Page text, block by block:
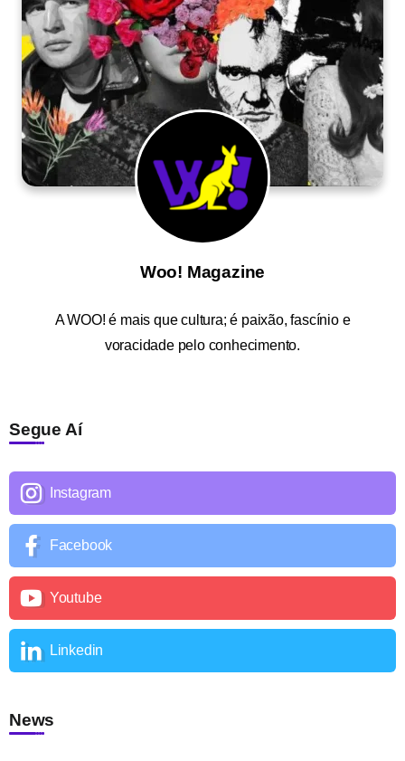
Woo! Magazine
AWOO! é mais que cultura; é paixão, fascínio e
voracidade pelo conhecimento.
Segue Aí
Instagram
Facebook
Youtube
Linkedin
News